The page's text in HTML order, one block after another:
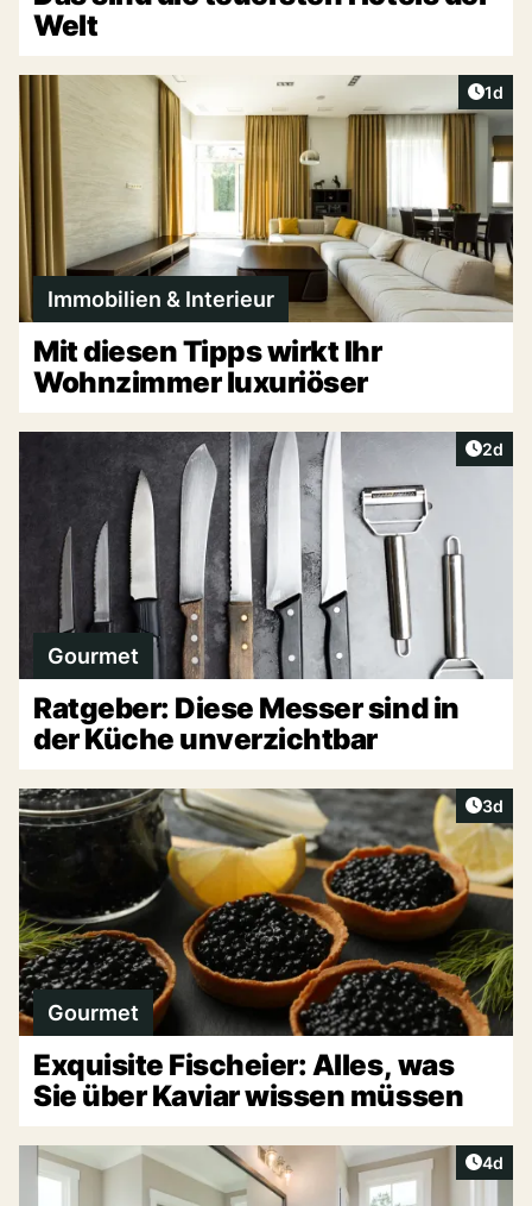
Welt
1d
Immobilien & Interieur
Mit diesen Tipps wirkt Ihr
Wohnzimmer luxuriöser
2d
Gourmet
Ratgeber: Diese Messer sind in
der Küche unverzichtbar
3d
Gourmet
Exquisite Fischeier: Alles, was
Sie über Kaviar wissen müssen
4d